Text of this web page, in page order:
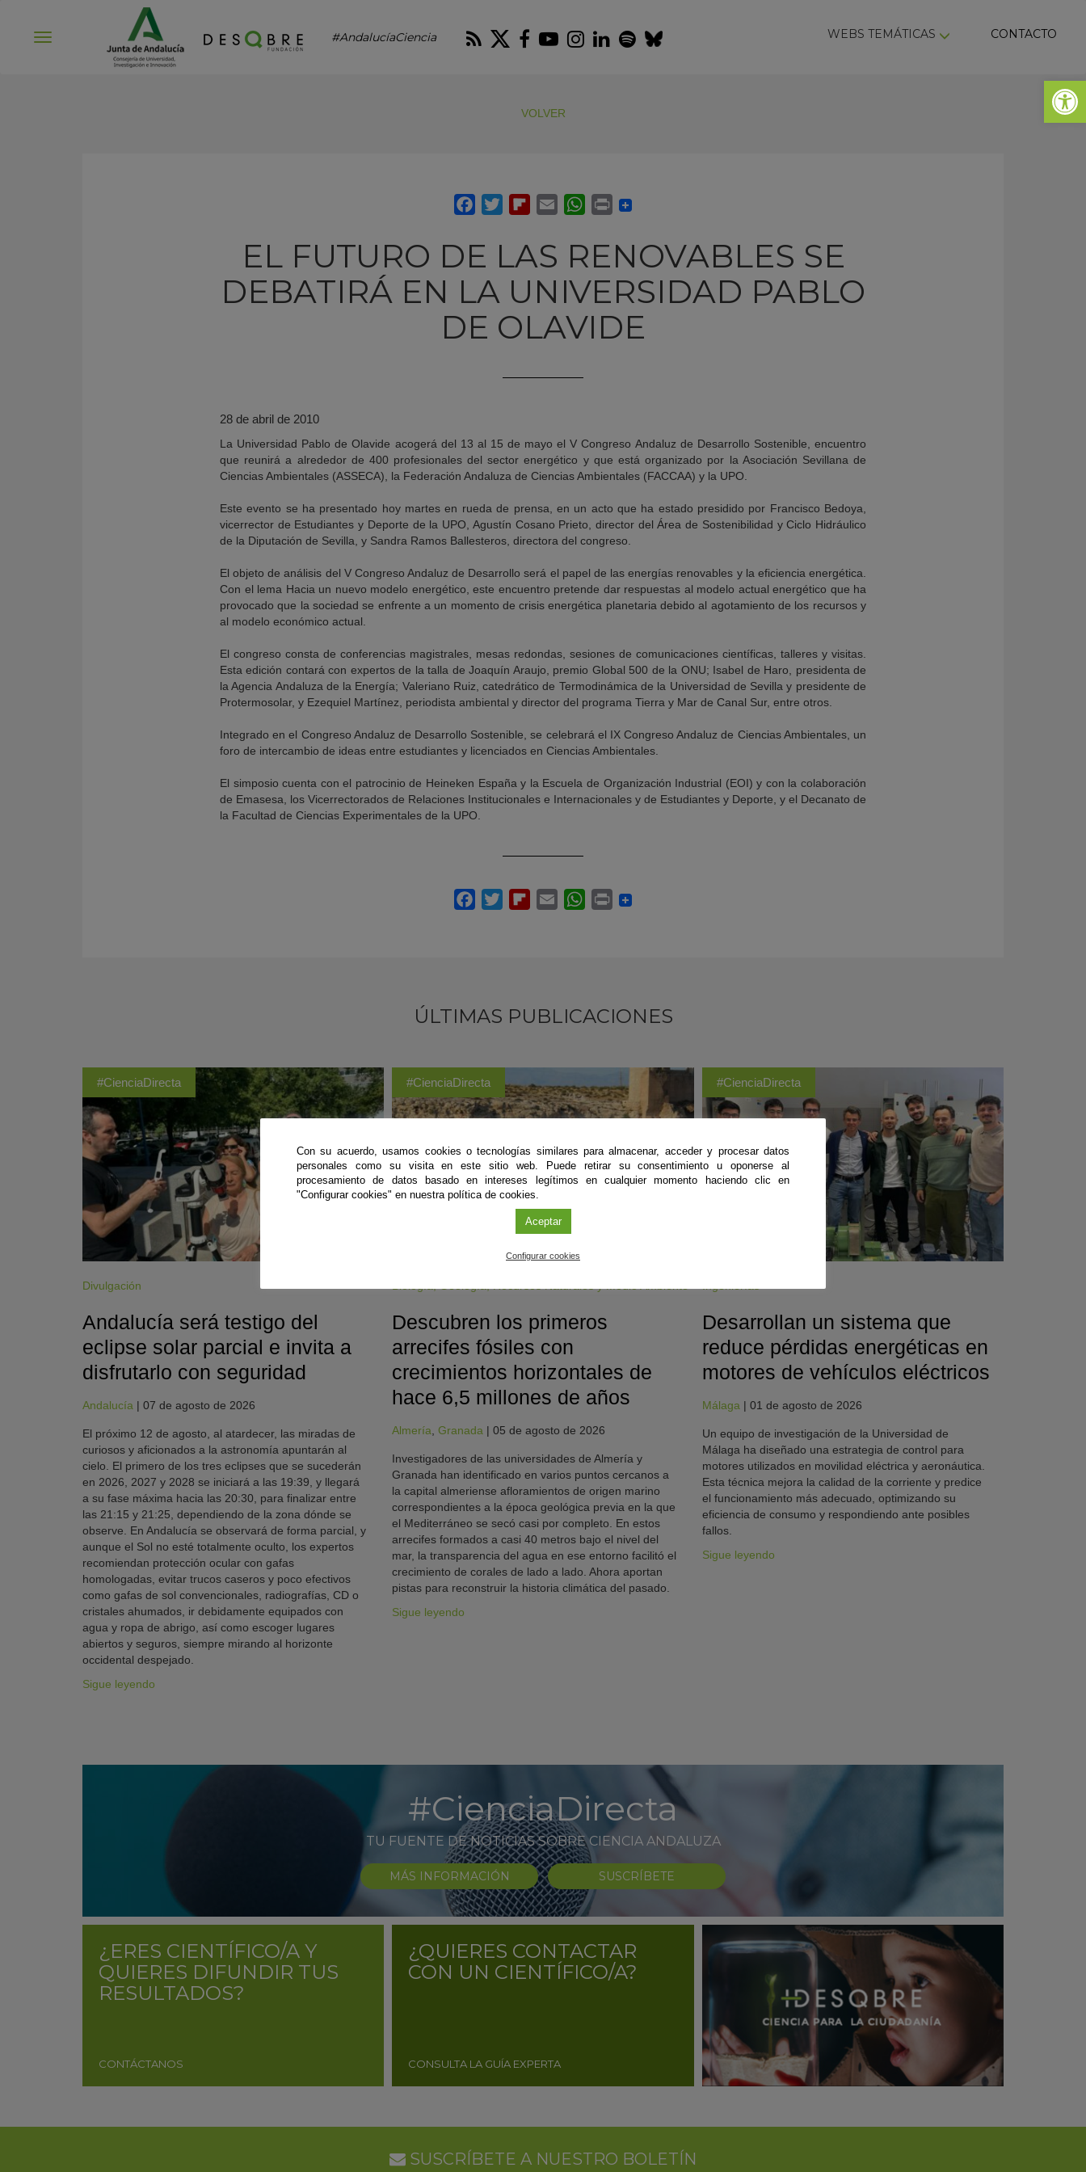
Abrir
#AndalucíaCiencia RSS Twitter
Facebook
Youtube
Instagram
LinkedIn
Spotify
Bluesky WEBS TEMÁTICAS CONTACTO
VOLVER
EL FUTURO DE LAS RENOVABLES SE
DEBATIRÁ EN LA UNIVERSIDAD PABLO
DE OLAVIDE
28 de abril de 2010
La Universidad Pablo de Olavide acogerá del 13 al 15 de mayo el V Congreso Andaluz de Desarrollo Sostenible, encuentro
que reunirá a alrededor de 400 profesionales del sector energético y que está organizado por la Asociación Sevillana de
Ciencias Ambientales (ASSECA), la Federación Andaluza de Ciencias Ambientales (FACCAA) y la UPO.
Este evento se ha presentado hoy martes en rueda de prensa, en un acto que ha estado presidido por Francisco Bedoya,
vicerrector de Estudiantes y Deporte de la UPO, Agustín Cosano Prieto, director del Área de Sostenibilidad y Ciclo Hidráulico
de la Diputación de Sevilla, y Sandra Ramos Ballesteros, directora del congreso.
El objeto de análisis del V Congreso Andaluz de Desarrollo será el papel de las energías renovables y la eficiencia energética.
Con el lema Hacia un nuevo modelo energético, este encuentro pretende dar respuestas al modelo actual energético que ha
provocado que la sociedad se enfrente a un momento de crisis energética planetaria debido al agotamiento de los recursos y
al modelo económico actual.
El congreso consta de conferencias magistrales, mesas redondas, sesiones de comunicaciones científicas, talleres y visitas.
Esta edición contará con expertos de la talla de Joaquín Araujo, premio Global 500 de la ONU; Isabel de Haro, presidenta de
la Agencia Andaluza de la Energía; Valeriano Ruiz, catedrático de Termodinámica de la Universidad de Sevilla y presidente de
Protermosolar, y Ezequiel Martínez, periodista ambiental y director del programa Tierra y Mar de Canal Sur, entre otros.
Integrado en el Congreso Andaluz de Desarrollo Sostenible, se celebrará el IX Congreso Andaluz de Ciencias Ambientales, un
foro de intercambio de ideas entre estudiantes y licenciados en Ciencias Ambientales.
El simposio cuenta con el patrocinio de Heineken España y la Escuela de Organización Industrial (EOI) y con la colaboración
de Emasesa, los Vicerrectorados de Relaciones Institucionales e Internacionales y de Estudiantes y Deporte, y el Decanato de
la Facultad de Ciencias Experimentales de la UPO.
ÚLTIMAS PUBLICACIONES
#CienciaDirecta
Divulgación
Andalucía será testigo del
eclipse solar parcial e invita a
disfrutarlo con seguridad
Andalucía | 07 de agosto de 2026
El próximo 12 de agosto, al atardecer, las miradas de
curiosos y aficionados a la astronomía apuntarán al
cielo. El primero de los tres eclipses que se sucederán
en 2026, 2027 y 2028 se iniciará a las 19:39, y llegará
a su fase máxima hacia las 20:30, para finalizar entre
las 21:15 y 21:25, dependiendo de la zona dónde se
observe. En Andalucía se observará de forma parcial, y
aunque el Sol no esté totalmente oculto, los expertos
recomiendan protección ocular con gafas
homologadas, evitar trucos caseros y poco efectivos
como gafas de sol convencionales, radiografías, CD o
cristales ahumados, ir debidamente equipados con
agua y ropa de abrigo, así como escoger lugares
abiertos y seguros, siempre mirando al horizonte
occidental despejado.
Sigue leyendo
#CienciaDirecta
Descubren los primeros
arrecifes fósiles con
crecimientos horizontales de
hace 6,5 millones de años
Almería ,Granada |05 de agosto de 2026
Investigadores de las universidades de Almería y
Granada han identificado en varios puntos cercanos a
la capital almeriense afloramientos de origen marino
correspondientes a la época geológica previa en la que
el Mediterráneo se secó casi por completo. En estos
arrecifes formados a casi 40 metros bajo el nivel del
mar, la transparencia del agua en ese entorno facilitó el
crecimiento de corales de lado a lado. Ahora aportan
pistas para reconstruir la historia climática del pasado.
Sigue leyendo
#CienciaDirecta
Desarrollan un sistema que
reduce pérdidas energéticas en
motores de vehículos eléctricos
Málaga | 01 de agosto de 2026
Un equipo de investigación de la Universidad de
Málaga ha diseñado una estrategia de control para
motores utilizados en movilidad eléctrica y aeronáutica.
Esta técnica mejora la calidad de la corriente y predice
el funcionamiento más adecuado, optimizando su
eficiencia de consumo y respondiendo ante posibles
fallos.
Sigue leyendo
#CienciaDirecta
TU FUENTE DE NOTICIAS SOBRE CIENCIA ANDALUZA
MÁS INFORMACIÓN SUSCRÍBETE
¿ERES CIENTÍFICO/A Y
QUIERES DIFUNDIR TUS
RESULTADOS?
CONTÁCTANOS
¿QUIERES CONTACTAR
CON UN CIENTÍFICO/A?
CONSULTA LA GUÍA EXPERTA
SUSCRÍBETE A NUESTRO BOLETÍN
Con su acuerdo, usamos cookies o tecnologías similares para almacenar, acceder y procesar datos
personales como su visita en este sitio web. Puede retirar su consentimiento u oponerse al
procesamiento de datos basado en intereses legítimos en cualquier momento haciendo clic en
"Configurar cookies" en nuestra política de cookies.
Aceptar
Configurar cookies